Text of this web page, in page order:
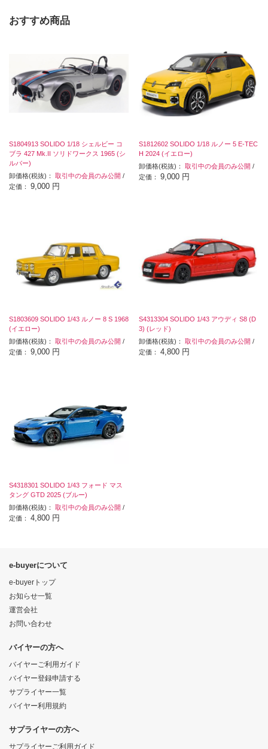
おすすめ商品
S1804913 SOLIDO 1/18 シェルビー コ
ブラ 427 Mk.II ソリドワークス 1965 (シ
ルバー)
卸価格(税抜)： 取引中の会員のみ公開 /
定価： 9,000 円
S1812602 SOLIDO 1/18 ルノー 5 E-TEC
H 2024 (イエロー)
卸価格(税抜)：取引中の会員のみ公開 /
定価：9,000 円
S1803609 SOLIDO 1/43 ルノー 8 S 1968
(イエロー)
卸価格(税抜)： 取引中の会員のみ公開 /
定価： 9,000 円
S4313304 SOLIDO 1/43 アウディ S8 (D
3) (レッド)
卸価格(税抜)：取引中の会員のみ公開 /
定価：4,800 円
S4318301 SOLIDO 1/43 フォード マス
タング GTD 2025 (ブルー)
卸価格(税抜)： 取引中の会員のみ公開 /
定価： 4,800 円
e-buyerについて
e-buyerトップ
お知らせ一覧
運営会社
お問い合わせ
バイヤーの方へ
バイヤーご利用ガイド
バイヤー登録申請する
サプライヤー一覧
バイヤー利用規約
サプライヤーの方へ
サプライヤーご利用ガイド